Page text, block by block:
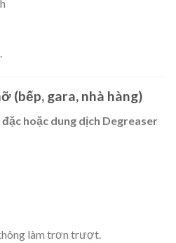
(bếp, gara, nhà hàng)
hoặc dung dịch Degreaser
làm trơn trượt.